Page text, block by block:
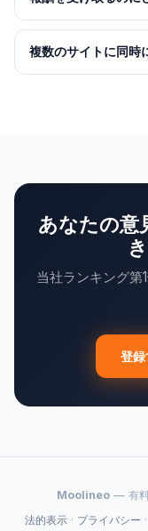
合は、詐欺です。
ほとんどのサイトは
PayPal支払いが最も
複数のサイトに同時
あなたの意
当社ランキング
登
Moolineo— 有料
法的表示· プライバシー ·